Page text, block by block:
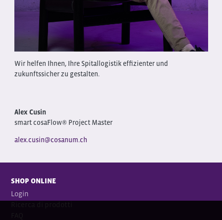
Wir helfen Ihnen, Ihre Spitallogistik effizienter und
zukunftssicher zu gestalten.
Alex Cusin
smart cosaFlow® Project Master
alex.cusin@cosanum.ch
SHOP ONLINE
Login